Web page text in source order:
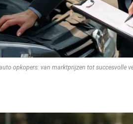
opkopers: van marktprijzen tot succesvolle